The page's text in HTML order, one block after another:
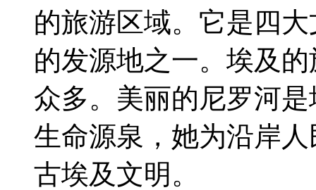
的旅游区域。它是四
的发源地之一。埃及
众多。美丽的尼罗河
生命源泉，她为沿岸
古埃及文明。